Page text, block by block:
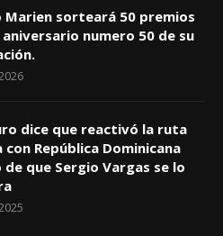
Marien sorteará 50 premios
aniversario numero 50 de su
dice que reactivó la ruta
con República Dominicana
de que Sergio Vargas se lo